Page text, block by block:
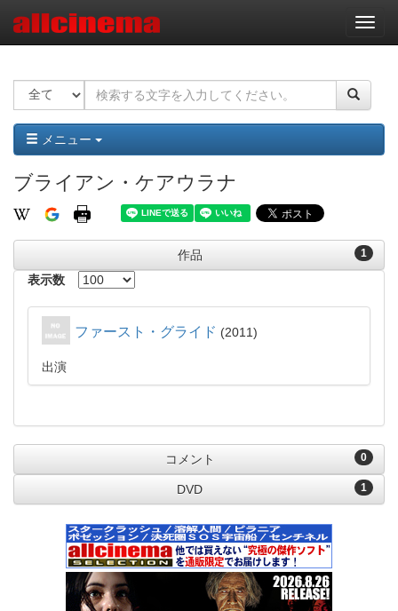
ナ
ビ
ー
ョ
ン
メニュー
ブライアン・ケアウラナ
1
作品
表示数
ファースト・グライド 2011
出演
0
コメント
1
DVD